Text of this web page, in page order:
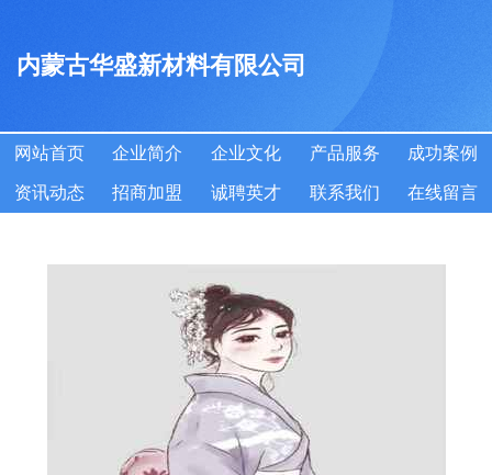
内蒙古华盛新材料有限公司
网站首页 企业简介 企业文化 产品服务 成功案例
资讯动态 招商加盟 诚聘英才 联系我们 在线留言